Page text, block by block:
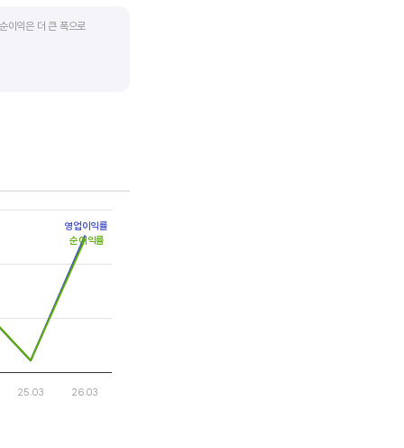
이익은 더 큰 폭으로
을 기억해야 합니다.
25.03 26.03
영업이익률
순이익률